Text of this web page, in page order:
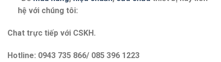
hệ với chúng tôi:
Chat trực tiếp với CSKH.
Hotline: 0943 735 866/ 085 396 1223